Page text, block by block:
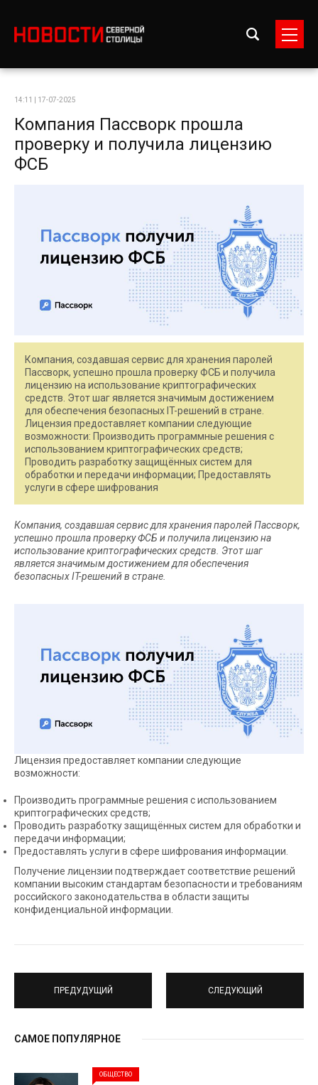
14:11 | 17-07-2025
Компания Пассворк прошла
проверку и получила лицензию
ФСБ
Компания, создавшая сервис для хранения паролей
Пассворк, успешно прошла проверку ФСБ и получила
лицензию на использование криптографических
средств. Этот шаг является значимым достижением
для обеспечения безопасных IT-решений в стране.
Лицензия предоставляет компании следующие
возможности: Производить программные решения с
использованием криптографических средств;
Проводить разработку защищённых систем для
обработки и передачи информации; Предоставлять
услуги в сфере шифрования
Компания, создавшая сервис для хранения паролей Пассворк,
успешно прошла проверку ФСБ и получила лицензию на
использование криптографических средств. Этот шаг
является значимым достижением для обеспечения
безопасных IT-решений в стране.
Лицензия предоставляет компании следующие
возможности:
Производить программные решения с использованием
криптографических средств;
Проводить разработку защищённых систем для обработки и
передачи информации;
Предоставлять услуги в сфере шифрования информации.
Получение лицензии подтверждает соответствие решений
компании высоким стандартам безопасности и требованиям
российского законодательства в области защиты
конфиденциальной информации.
ПРЕДУДУЩИЙ СЛЕДУЮЩИЙ
САМОЕ ПОПУЛЯРНОЕ
ОБЩЕСТВО